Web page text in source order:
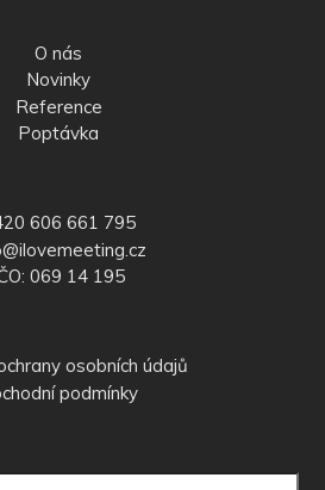
O nás
Novinky
Reference
Poptávka
606 661 795
069 14 195
osobních údajů
podmínky